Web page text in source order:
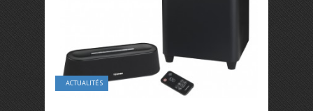
ACTUALITÉS